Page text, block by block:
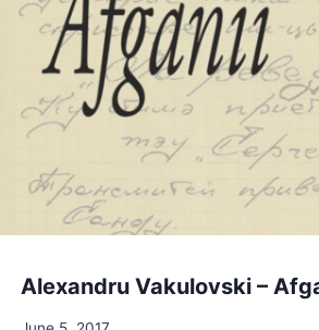
Alexandru Vakulovski –